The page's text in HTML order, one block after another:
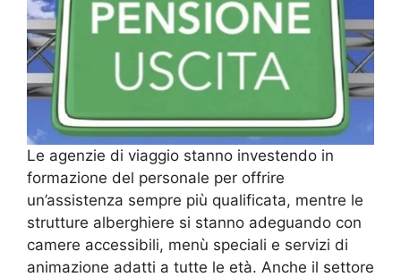
Le agenzie di viaggio stanno investendo in
formazione del personale per offrire
un’assistenza sempre più qualificata, mentre le
strutture alberghiere si stanno adeguando con
camere accessibili, menù speciali e servizi di
animazione adatti a tutte le età. Anche il settore